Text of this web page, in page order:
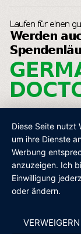
AGB
Diese Seite nutzt
um ihre Dienste
Werbung
anzuzeigen. Ich
Einwilligung
oder ändern.
VERWEIGERN